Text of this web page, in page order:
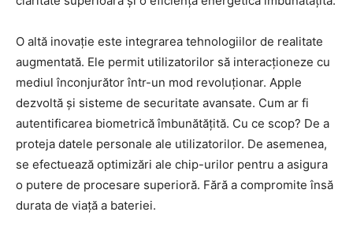
O altă inovație este integrarea tehnologiilor de realitate
augmentată. Ele permit utilizatorilor să interacționeze cu
mediul înconjurător într-un mod revoluționar. Apple
dezvoltă și sisteme de securitate avansate. Cum ar fi
autentificarea biometrică îmbunătățită. Cu ce scop? De a
proteja datele personale ale utilizatorilor. De asemenea,
se efectuează optimizări ale chip-urilor pentru a asigura
o putere de procesare superioră. Fără a compromite însă
durata de viață a bateriei.